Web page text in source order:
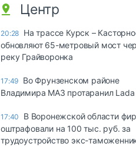
Центр
20:28 На трассе Курск –
обновляют 65-метровый мост
реку Грайворонка
17:49 Во Фрунзенском районе
Владимира МАЗ протаранил Lada
17:40
В Воронежской области
оштрафовали на 100 тыс. руб. за
трудоустройство экс-